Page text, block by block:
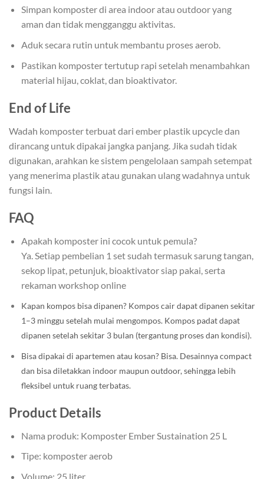
Simpan komposter di area indoor atau outdoor yang
aman dan tidak mengganggu aktivitas.
Aduk secara rutin untuk membantu proses aerob.
Pastikan komposter tertutup rapi setelah menambahkan
material hijau, coklat, dan bioaktivator.
End of Life
Wadah komposter terbuat dari ember plastik upcycle dan
dirancang untuk dipakai jangka panjang. Jika sudah tidak
digunakan, arahkan ke sistem pengelolaan sampah setempat
yang menerima plastik atau gunakan ulang wadahnya untuk
fungsi lain.
FAQ
Apakah komposter ini cocok untuk pemula?
Ya. Setiap pembelian 1 set sudah termasuk sarung tangan,
sekop lipat, petunjuk, bioaktivator siap pakai, serta
rekaman workshop online
Kapan kompos bisa dipanen? Kompos cair dapat dipanen sekitar
1–3 minggu setelah mulai mengompos. Kompos padat dapat
dipanen setelah sekitar 3 bulan (tergantung proses dan kondisi).
Bisa dipakai di apartemen atau kosan? Bisa. Desainnya compact
dan bisa diletakkan indoor maupun outdoor, sehingga lebih
fleksibel untuk ruang terbatas.
Product Details
Nama produk: Komposter Ember Sustaination 25 L
Tipe: komposter aerob
Volume: 25 liter